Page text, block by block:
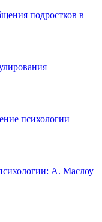
подростков в
психологии
А. Маслоу